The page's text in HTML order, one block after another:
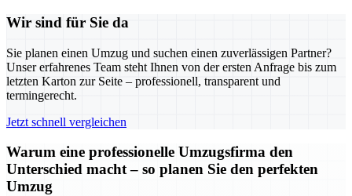
Wir sind für Sie da
Sie planen einen Umzug und suchen einen zuverlässigen Partner?
Unser erfahrenes Team steht Ihnen von der ersten Anfrage bis zum
letzten Karton zur Seite – professionell, transparent und
termingerecht.
Jetzt schnell vergleichen
Warum eine professionelle Umzugsfirma den
Unterschied macht – so planen Sie den perfekten
Umzug